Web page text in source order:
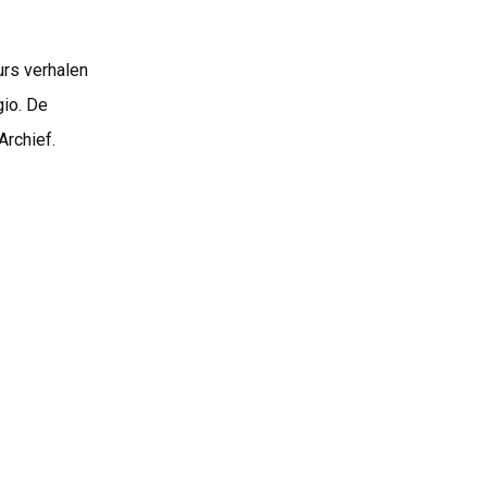
verhalen
De